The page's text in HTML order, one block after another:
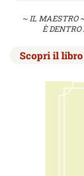
~ IL MAESTRO
È
Scopri il libro